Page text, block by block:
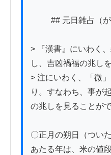
> 『漢書』にいわく
し、吉凶禍福の兆し
> 注にいわく、「微
り。すなわち、事が
の兆しを見ることが
〇正月の朔日（つい
あたる年は、米の値